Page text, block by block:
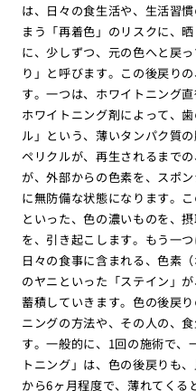
は、日々の食生活や、生活習
まう「再着色」のリスクに、
に、少しずつ、元の色へと戻
り」と呼びます。この後戻り
す。一つは、ホワイトニング
ホワイトニング剤によって、
ル」という、薄いタンパク質
ペリクルが、再生されるまで
が、外部からの色素を、スポ
に無防備な状態になります。
といった、色の濃いものを、
を、引き起こします。もう一
日々の食事に含まれる、色素
のヤニといった「ステイン」
蓄積していきます。色の後戻
ニングの方法や、その人の、
す。一般的に、1回の施術で、
トニング」は、色の後戻りも
から6ヶ月程度で、薄れてくる